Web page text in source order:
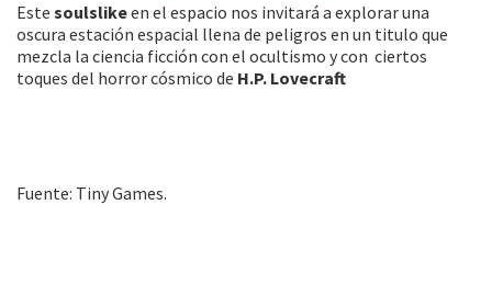
Este soulslikeen el espacio nos invitará a explorar una
oscura estación espacial llena de peligros en un titulo que
mezcla la ciencia ficción con el ocultismo y con ciertos
toques del horror cósmico de H.P. Lovecraft
Fuente: Tiny Games.